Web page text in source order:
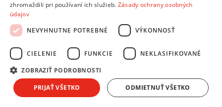
Iné vlastnosti:
Zobraziť všetky parametre
Zobraziť iba základné parametre
Tento produkt nájdete aj v častiach:
Digestory
Žiadne dostupné recenzie
zhromaždili pri používaní ich služieb. Zásady ochrany osobných
údajov
NEVYHNUTNE POTREBNÉ
VÝKONNOSŤ
CIELENIE FUNKCIE NEKLASIFIKOVANÉ
ZOBRAZIŤ PODROBNOSTI
PRIJAŤ VŠETKO ODMIETNUŤ VŠETKO